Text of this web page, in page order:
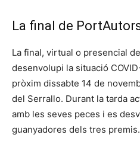
La final de
La final, virtual o presencial
desenvolupi la situació
pròxim dissabte 14 de
del Serrallo. Durant la tarda
amb les seves peces i es
guanyadores dels tres premis.